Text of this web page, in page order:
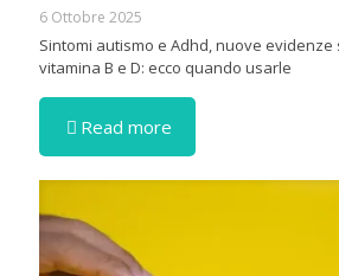
6 Ottobre 2025
Sintomi autismo e Adhd, nuove evidenze
vitamina B e D: ecco quando usarle
Read more